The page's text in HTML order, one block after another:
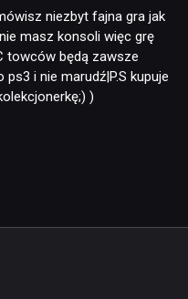
niezbyt fajna gra jak
masz konsoli więc grę
towców będą zawsze
i nie marudź|P.S kupuje
)